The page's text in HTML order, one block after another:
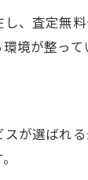
る買取業者
、査定無
境が整っ
が選ばれ